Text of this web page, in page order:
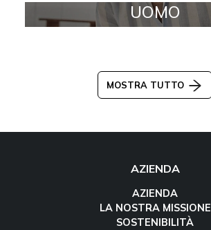
UOMO
MOSTRA TUTTO
AZIENDA
AZIENDA
LA NOSTRA MISSIONE
SOSTENIBILITÀ